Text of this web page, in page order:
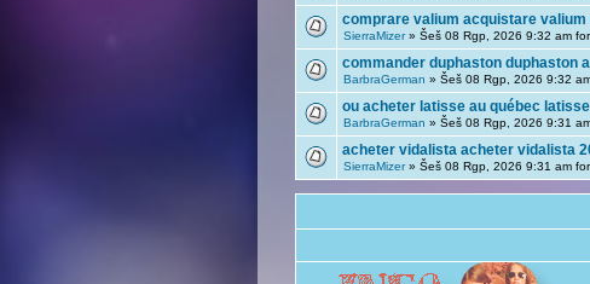
comprare valium acquistare valium
SierraMizer» Šeš 08 Rgp, 2026 9:32 am
commander duphaston duphaston
BarbraGerman » Šeš 08 Rgp, 2026 9:32
ou acheter latisse au québec
BarbraGerman » Šeš 08 Rgp, 2026 9:31
acheter vidalista acheter vidalista
SierraMizer» Šeš 08 Rgp, 2026 9:31 am